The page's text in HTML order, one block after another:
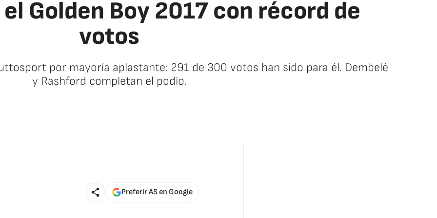
Golden Boy 2017 con récord de
votos
por mayoría aplastante: 291 de 300 votos han sido para él. Dembelé
y Rashford completan el podio.
Preferir AS en Google